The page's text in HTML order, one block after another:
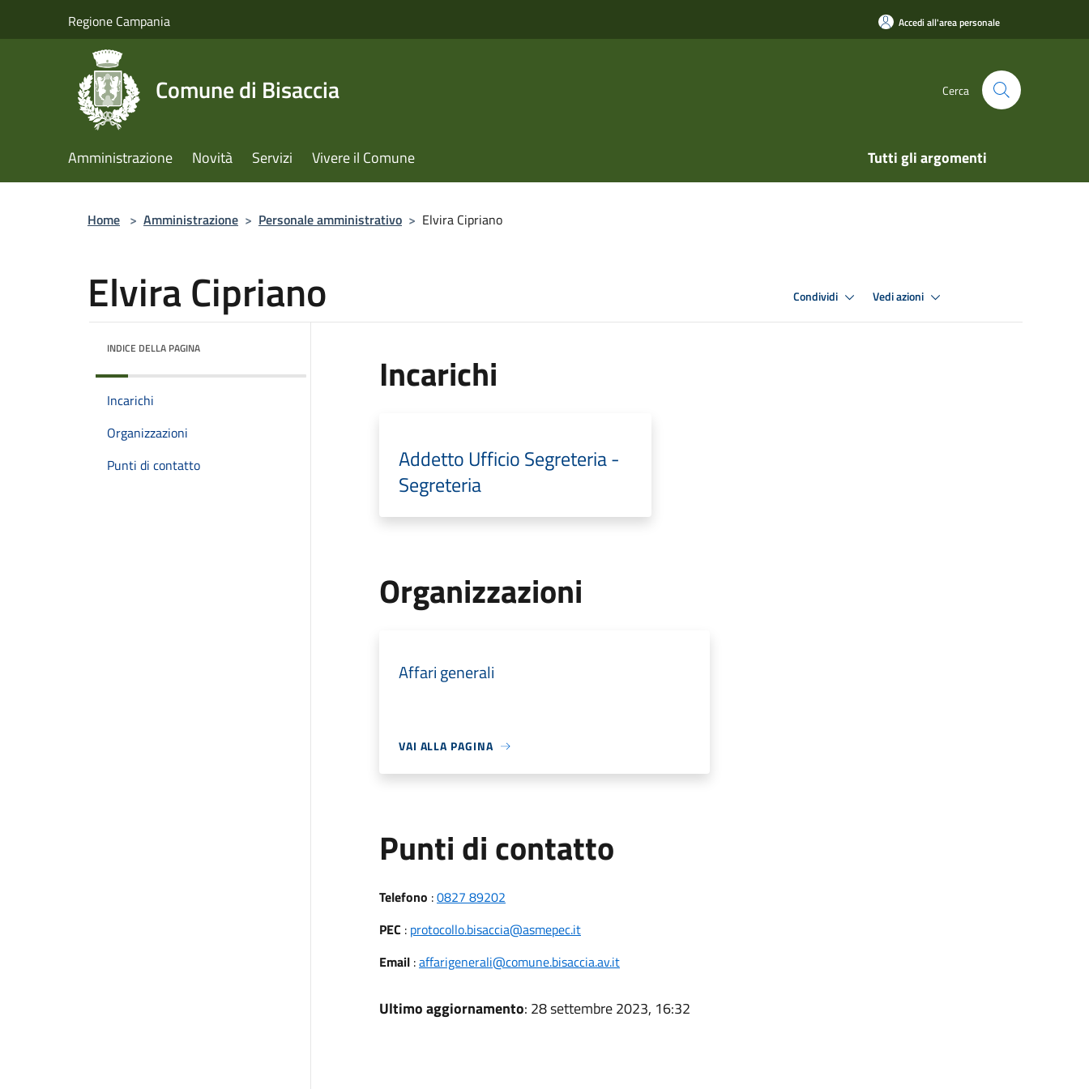
Regione Campania Accedi all'area personale
Comune di Bisaccia Cerca
Amministrazione Novità Servizi Vivere il Comune Tutti gli argomenti
Home > Amministrazione > Personale amministrativo > Elvira Cipriano
Elvira Cipriano Condividi Vedi azioni
INDICE DELLA PAGINA
Incarichi
Organizzazioni
Punti di contatto
Incarichi
Addetto Ufficio Segreteria -
Segreteria
Organizzazioni
Affari generali
VAI ALLA PAGINA
Punti di contatto
Telefono :0827 89202
PEC : protocollo.bisaccia@asmepec.it
Email:affarigenerali@comune.bisaccia.av.it
Ultimo aggiornamento: 28 settembre 2023, 16:32